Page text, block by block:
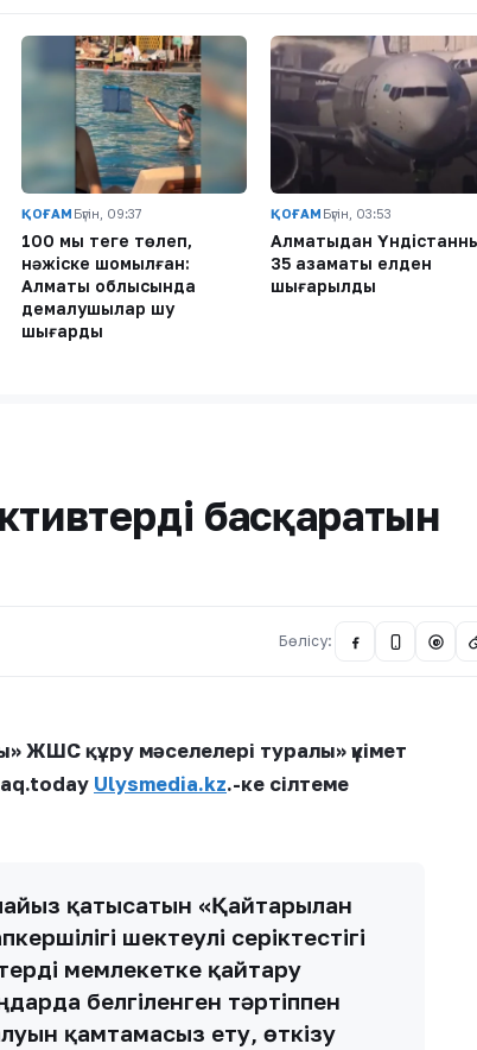
ҚОҒАМ Бүгін, 09:37
100 мың теңге төлеп,
нәжіске шомылған:
Алматы облысында
демалушылар шу
шығарды
ҚОҒАМ Бүгін, 03:53
Алматыдан
35 азаматы елден
шығарылды
басқаратын
Бөлісу: @
ЖШС құру мәселелері туралы» үкімет
Ulysmedia.kz.-ке сілтеме
қатысатын «Қайтарылған
шектеулі серіктестігі
мемлекетке қайтару
белгіленген тәртіппен
қамтамасыз ету, өткізу